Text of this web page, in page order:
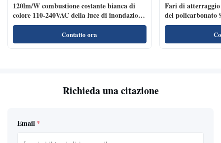
120lm/W combustione costante bianca di
colore 110-240VAC della luce di inondazione
dell'eliporto LED
Contatto ora
Fari di
del policarbonato
Richieda una citazione
Email *